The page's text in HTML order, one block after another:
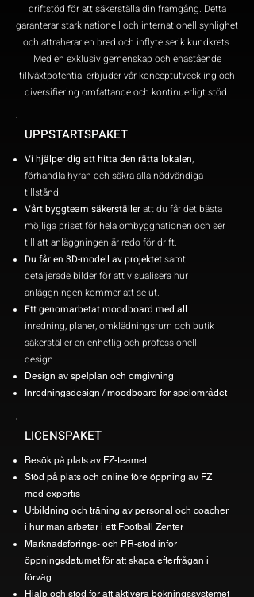
driftstöd för att säkerställa din framgång. Detta
garanterar stark nationell och internationell synlighet
och attraherar en bred och inflytelserik kundkrets.
Med en exklusiv gemenskap och enastående
tillväxtpotential erbjuder vår konceptutveckling och
diversifiering omfattande och kontinuerligt stöd.
UPPSTARTSPAKET
Vi hjälper dig att hitta den rätta lokalen,
förhandla hyran och säkra alla nödvändiga
tillstånd.
Vårt byggteam säkerställeratt du får det bästa
möjliga priset för hela ombyggnationen och ser
till att anläggningen är redo för drift.
Du får en 3D-modell av projektetsamt
detaljerade bilder för att visualisera hur
anläggningen kommer att se ut.
Ett genomarbetat moodboard med all
inredning, planer, omklädningsrum och butik
säkerställer en enhetlig och professionell
design.
Design av spelplan och omgivning
Inredningsdesign / moodboard för spelområdet
LICENSPAKET
Besök på plats av FZ-teamet
Stöd på plats och online före öppning av FZ
med expertis
Utbildning och träning av personal och coacher
i hur man arbetar i ett Football Zenter
Marknadsförings- och PR-stöd inför
öppningsdatumet för att skapa efterfrågan i
förväg
Hjälp och stöd för att aktivera bokningssystemet